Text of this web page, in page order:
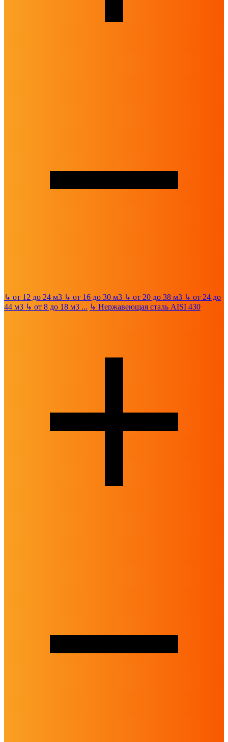
↳ от 12 до 24 м3 ↳ от 16 до 30 м3 ↳ от 20 до 38 м3 ↳ от 24 до
44 м3 ↳ от 8 до 18 м3 ... ↳ Нержавеющая сталь AISI 430